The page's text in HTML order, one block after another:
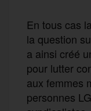
En tous cas
la question
a ainsi créé
pour lutter
aux femmes
personnes